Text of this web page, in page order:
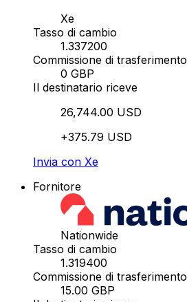
Xe
Tasso di cambio
1.337200
Commissione di trasferimento
0 GBP
Il destinatario riceve
26,744.00 USD
+375.79 USD
Invia con Xe
Fornitore
Nationwide
Tasso di cambio
1.319400
Commissione di trasferimento
15.00 GBP